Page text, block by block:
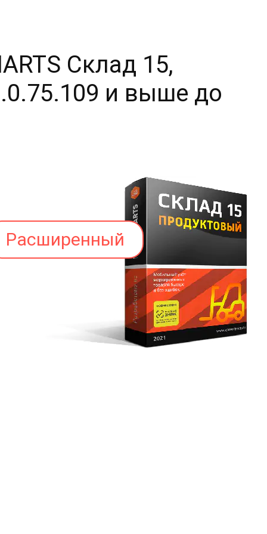
Склад 15,
и выше до
Расширенный